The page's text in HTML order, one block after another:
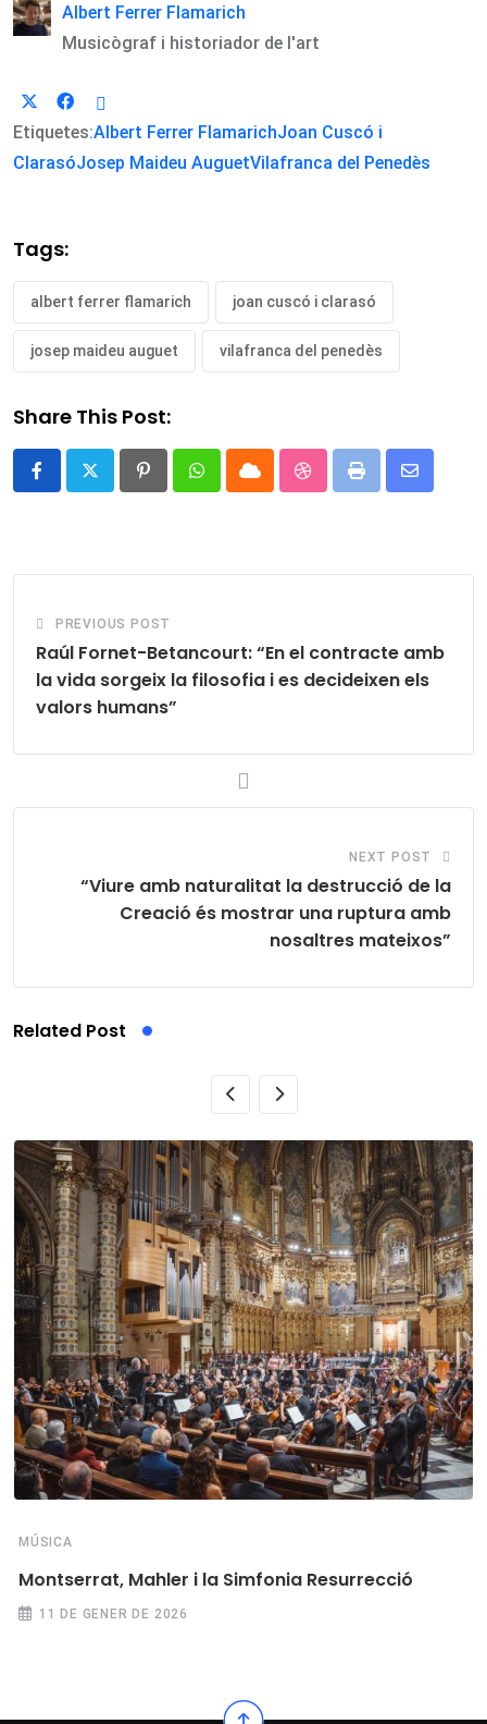
Albert Ferrer Flamarich
Musicògraf i historiador de l'art
Etiquetes:Albert Ferrer FlamarichJoan Cuscó i
ClarasóJosep Maideu AuguetVilafranca del Penedès
Tags:
albert ferrer flamarich joan cuscó i clarasó
josep maideu auguet vilafranca del penedès
Share This Post:
PinterestWhatsappCloud StumbleUpon
Print
Share
PREVIOUS POST
Raúl Fornet-Betancourt: “En el contracte amb
la vida sorgeix la filosofia i es decideixen els
valors humans”
NEXT POST
“Viure amb naturalitat la destrucció de la
Creació és mostrar una ruptura amb
nosaltres mateixos”
Related Post
MÚSICA
Montserrat, Mahler i la Simfonia Resurrecció
11 DE GENER DE 2026